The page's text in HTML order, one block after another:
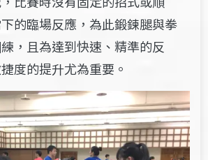
的臨場反應，為此鍛鍊腿與拳
，且為達到快速、精準的反
度的提升尤為重要。